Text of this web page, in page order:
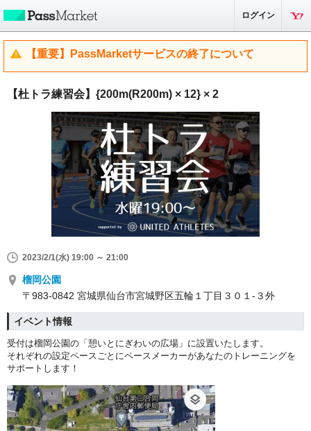
ログイン
【重要】PassMarketサービスの終了について
【杜トラ練習会】{200m(R200m) × 12} × 2
2023/2/1(水) 19:00 ～ 21:00
榴岡公園
〒983-0842 宮城県仙台市宮城野区五輪１丁目３０１-３外
イベント情報
受付は榴岡公園の「憩いとにぎわいの広場」に設置いたします。
それぞれの設定ペースごとにペースメーカーがあなたのトレーニングを
サポートします！